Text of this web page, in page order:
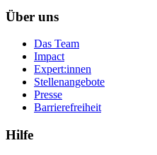
Über uns
Das Team
Impact
Expert:innen
Stellenangebote
Presse
Barrierefreiheit
Hilfe